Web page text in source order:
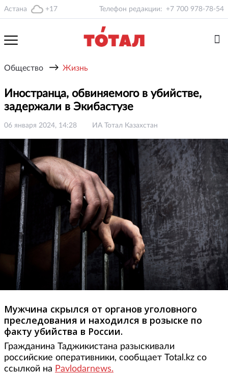
Астана +17 Телефон редакции: +7 700 978-78-54
Общество → Жизнь
Иностранца, обвиняемого в убийстве,
задержали в Экибастузе
06 января 2024, 14:28 ИА Тотал Казахстан
Мужчина скрылся от органов уголовного
преследования и находился в розыске по
факту убийства в России.
Гражданина Таджикистана разыскивали
российские оперативники, сообщает Total.kz со
ссылкой на Pavlodarnews.